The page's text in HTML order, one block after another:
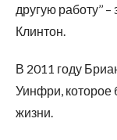
другую работу’’
Клинтон.
В 2011 году
Уинфри,
жизни.